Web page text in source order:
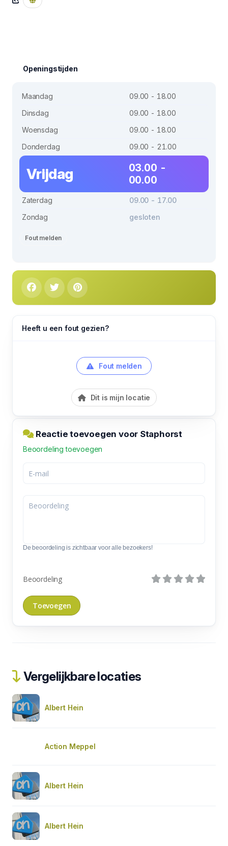
Openingstijden
Maandag
09.00 - 18.00
Dinsdag
09.00 - 18.00
Woensdag
09.00 - 18.00
Donderdag
09.00 - 21.00
Vrijdag
03.00 -
00.00
Zaterdag
09.00 - 17.00
Zondag
gesloten
Fout melden
Heeft u een fout gezien?
Fout melden
Dit is mijn locatie
Reactie toevoegen voor Staphorst
Beoordeling toevoegen
De beoordeling is zichtbaar voor alle bezoekers!
Beoordeling
Vergelijkbare locaties
Albert Hein
Action Meppel
Albert Hein
Albert Hein